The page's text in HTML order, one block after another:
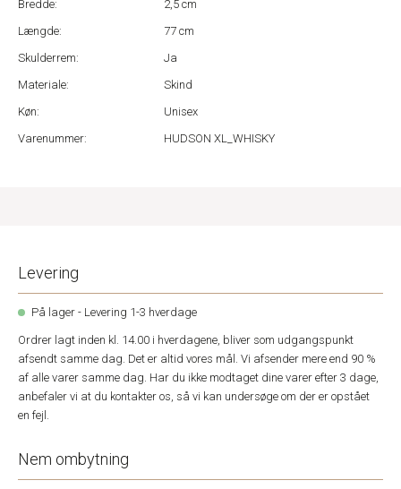
Bredde:
2,5 cm
Længde:
77 cm
Skulderrem:
Ja
Materiale:
Skind
Køn:
Unisex
Varenummer:
HUDSON XL_WHISKY
Levering
På lager - Levering 1-3 hverdage
Ordrer lagt inden kl. 14.00 i hverdagene, bliver som udgangspunkt
afsendt samme dag. Det er altid vores mål. Vi afsender mere end 90 %
af alle varer samme dag. Har du ikke modtaget dine varer efter 3 dage,
anbefaler vi at du kontakter os, så vi kan undersøge om der er opstået
en fejl.
Nem ombytning